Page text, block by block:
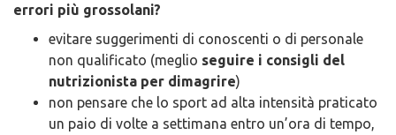
errori più grossolani?
evitare suggerimenti di conoscenti o di personale
non qualificato (meglio seguire i consigli del
nutrizionista per dimagrire)
non pensare che lo sport ad alta intensità praticato
un paio di volte a settimana entro un’ora di tempo,